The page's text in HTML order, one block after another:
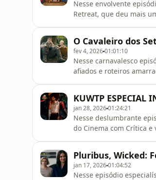
Nesse envolvente
Retreat, que deu mais
sobre filmes do
O Cavaleiro dos
fev 4, 202601:01:10
Nesse carnavalesco
afiados e roteiros
aconteceu. Bora ouvir!
KUWTP ESPECIAL
jan 28, 202601:24:21
Nesse deslumbrante
do Cinema com Crítica
Pluribus, Wicked:
jan 17, 202601:04:52
Nesse episódio